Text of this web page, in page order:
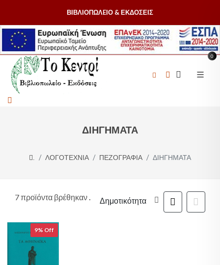
ΒΙΒΛΙΟΠΩΛEΙΟ & ΕΚΔΟΣΕΙΣ
0
ΔΙΗΓΗΜΑΤΑ
. ΛΟΓΟΤΕΧΝΙΑ ΠΕΖΟΓΡΑΦΙΑ ΔΙΗΓΗΜΑΤΑ
7 προϊόντα βρέθηκαν . Δημοτικότητα
9% Off